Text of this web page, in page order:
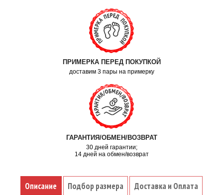
ПРИМЕРКА ПЕРЕД ПОКУПКОЙ
доставим 3 пары на примерку
ГАРАНТИЯ/ОБМЕН/ВОЗВРАТ
30 дней гарантии;
14 дней на обмен/возврат
Описание Подбор размера
Доставка и Оплата